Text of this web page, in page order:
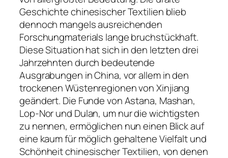
Geschichte chinesischer Textilien blieb
dennoch mangels ausreichenden
Forschungmaterials lange bruchstückhaft.
Diese Situation hat sich in den letzten drei
Jahrzehnten durch bedeutende
Ausgrabungen in China, vor allem in den
trockenen Wüstenregionen von Xinjiang
geändert. Die Funde von Astana, Mashan,
Lop-Nor und Dulan, um nur die wichtigsten
zu nennen, ermöglichen nun einen Blick auf
eine kaum für möglich gehaltene Vielfalt und
Schönheit chinesischer Textilien, von denen